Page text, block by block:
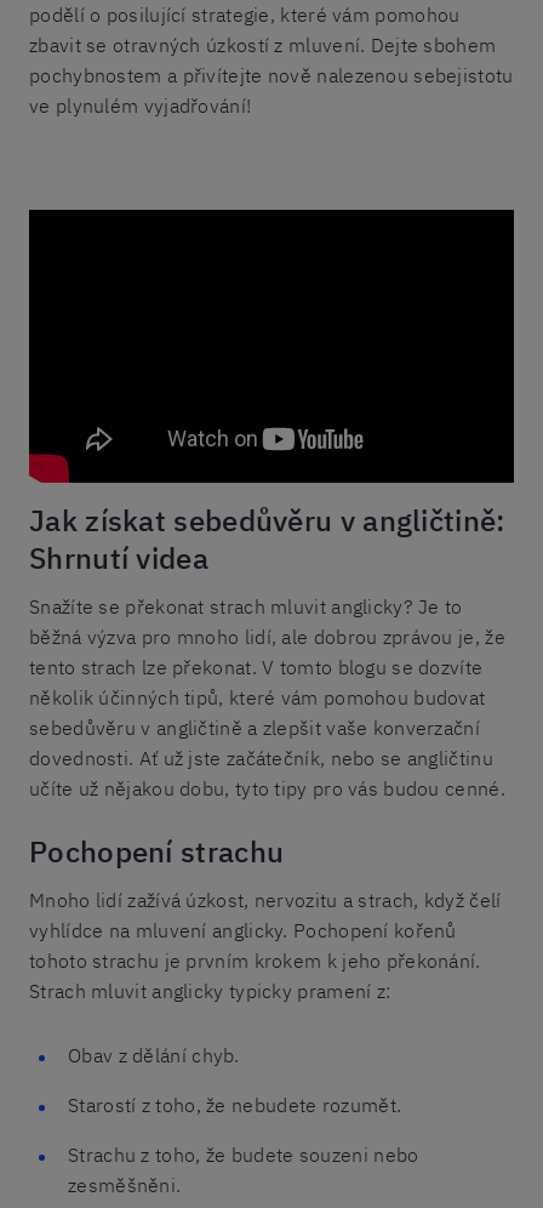
podělí o posilující strategie, které vám pomohou
zbavit se otravných úzkostí z mluvení. Dejte sbohem
pochybnostem a přivítejte nově nalezenou sebejistotu
ve plynulém vyjadřování!
Jak získat sebedůvěru v angličtině:
Shrnutí videa
Snažíte se překonat strach mluvit anglicky? Je to
běžná výzva pro mnoho lidí, ale dobrou zprávou je, že
tento strach lze překonat. V tomto blogu se dozvíte
několik účinných tipů, které vám pomohou budovat
sebedůvěru v angličtině a zlepšit vaše konverzační
dovednosti. Ať už jste začátečník, nebo se angličtinu
učíte už nějakou dobu, tyto tipy pro vás budou cenné.
Pochopení strachu
Mnoho lidí zažívá úzkost, nervozitu a strach, když čelí
vyhlídce na mluvení anglicky. Pochopení kořenů
tohoto strachu je prvním krokem k jeho překonání.
Strach mluvit anglicky typicky pramení z:
Obav z dělání chyb.
Starostí z toho, že nebudete rozumět.
Strachu z toho, že budete souzeni nebo
zesměšněni.